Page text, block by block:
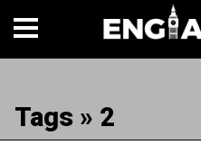
Tags » 2